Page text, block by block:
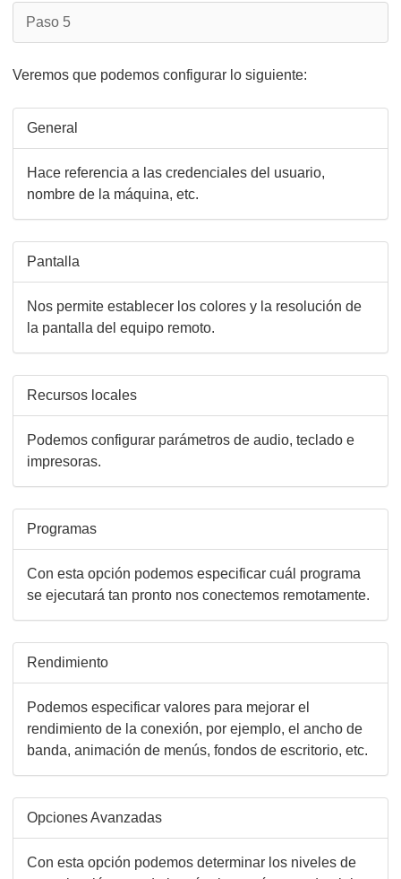
Paso 5
Veremos que podemos configurar lo siguiente:
General
Hace referencia a las credenciales del usuario,
nombre de la máquina, etc.
Pantalla
Nos permite establecer los colores y la resolución de
la pantalla del equipo remoto.
Recursos locales
Podemos configurar parámetros de audio, teclado e
impresoras.
Programas
Con esta opción podemos especificar cuál programa
se ejecutará tan pronto nos conectemos remotamente.
Rendimiento
Podemos especificar valores para mejorar el
rendimiento de la conexión, por ejemplo, el ancho de
banda, animación de menús, fondos de escritorio, etc.
Opciones Avanzadas
Con esta opción podemos determinar los niveles de